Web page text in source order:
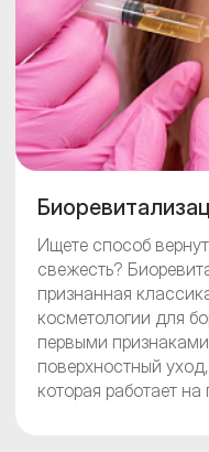
Ищете способ
свежесть?
признанная
косметологии для
первыми
поверхностный
которая работает